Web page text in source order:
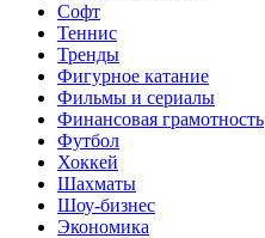
Софт
Теннис
Тренды
Фигурное катание
Фильмы и сериалы
Финансовая грамотность
Футбол
Хоккей
Шахматы
Шоу-бизнес
Экономика